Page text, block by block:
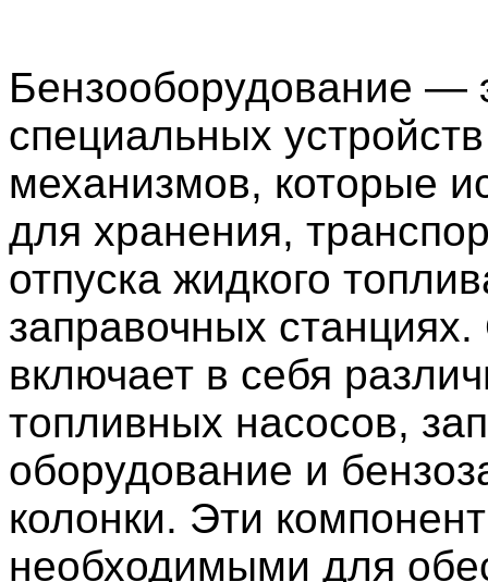
Бензооборудование —
специальных
механизмов, которые
для хранения,
отпуска жидкого
заправочных
включает в себя
топливных насосов,
оборудование и
колонки. Эти
необходимыми для